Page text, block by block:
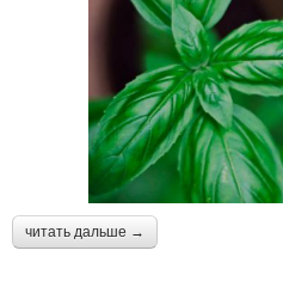
читать дальше →